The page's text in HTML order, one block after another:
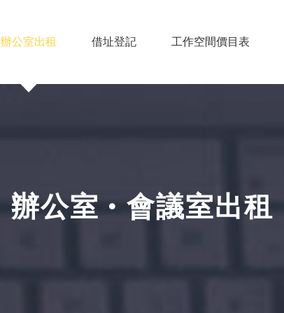
辦公室出租 借址登記 工作空間價目表
辦公室 • 會議室出租